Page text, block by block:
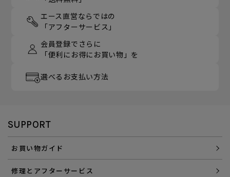
エース直営ならではの
「アフターサービス」
会員登録でさらに
「便利にお得にお買い物」を
選べるお支払い方法
SUPPORT
お買い物ガイド
修理とアフターサービス